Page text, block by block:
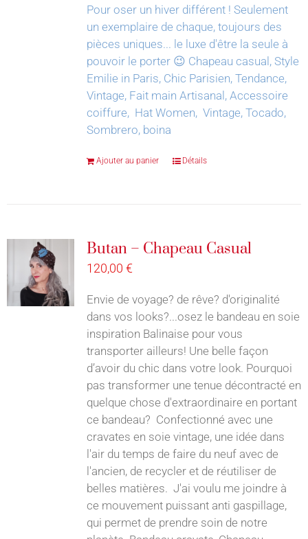
Pour oser un hiver différent ! Seulement
un exemplaire de chaque, toujours des
pièces uniques... le luxe d'être la seule à
pouvoir le porter 😉 Chapeau casual, Style
Emilie in Paris, Chic Parisien, Tendance,
Vintage, Fait main Artisanal, Accessoire
coiffure, Hat Women, Vintage, Tocado,
Sombrero, boina
Ajouter au panier Détails
Butan – Chapeau Casual
120,00 €
Envie de voyage? de rêve? d'originalité
dans vos looks?...osez le bandeau en soie
inspiration Balinaise pour vous
transporter ailleurs! Une belle façon
d’avoir du chic dans votre look. Pourquoi
pas transformer une tenue décontracté en
quelque chose d'extraordinaire en portant
ce bandeau? Confectionné avec une
cravates en soie vintage, une idée dans
l'air du temps de faire du neuf avec de
l'ancien, de recycler et de réutiliser de
belles matières. J'ai voulu me joindre à
ce mouvement puissant anti gaspillage,
qui permet de prendre soin de notre